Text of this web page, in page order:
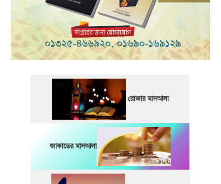
রোজার মাসআলা
জাকাতের মাসআলা